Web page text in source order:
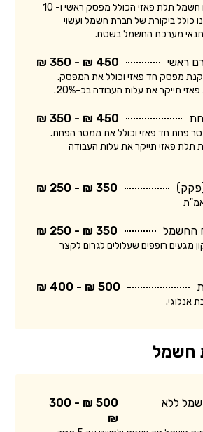
המחיר מתייחס ללוח חשמל תלת פאזי הכולל מפסק ראשי ו- 10
כולל ביקורת של חברת חשמל ועשוי
מערכת החשמל בשטח.
ראשי 450 ₪ - 350 ₪
מפסק חד פאזי וכולל את המפסק.
תייקר את עלות העבודה בכ-20%.
450 ₪ - 350 ₪
פחת חד פאזי וכולל את ממסר הפחת.
פאזי תייקר את עלות העבודה
350 ₪ - 250 ₪
החשמל 350 ₪ - 250 ₪
מגעים רופפים שעלולים לגרום לקצר
500 ₪ - 400 ₪
אנלוגי.
חשמל
ללא
500 ₪ - 300
₪